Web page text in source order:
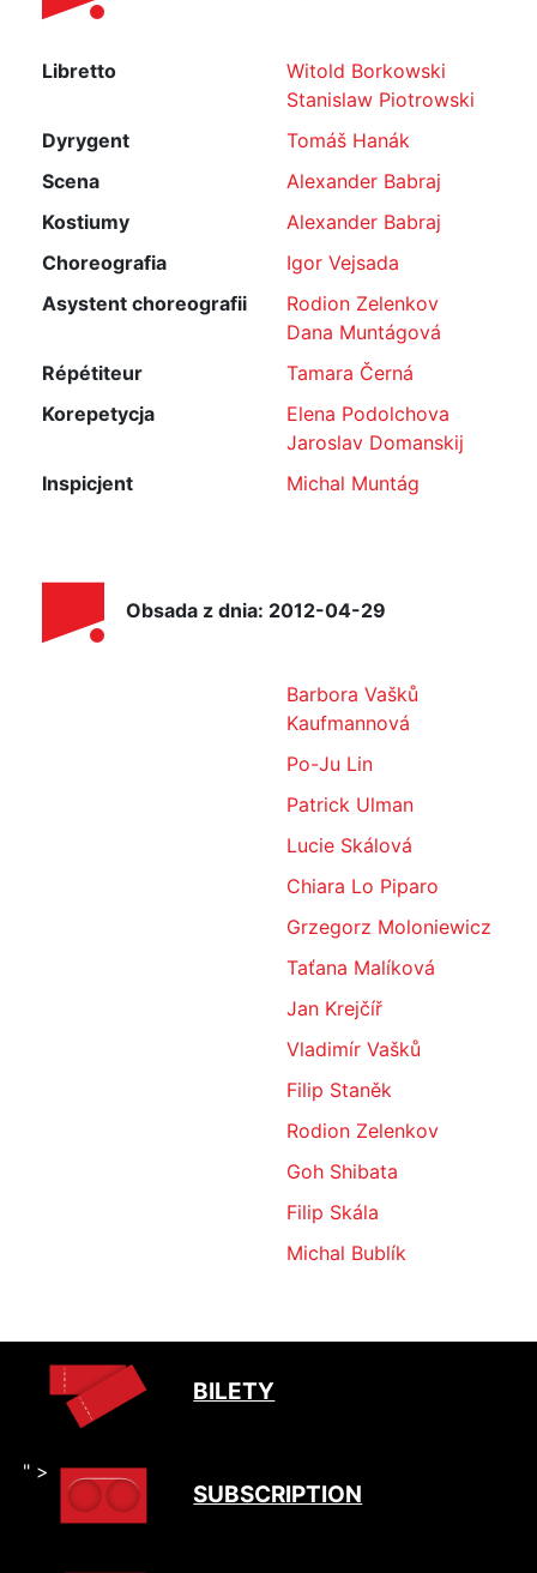
Libretto
Witold Borkowski
Stanislaw Piotrowski
Dyrygent
Tomáš Hanák
Scena
Alexander Babraj
Kostiumy
Alexander Babraj
Choreografia
Igor Vejsada
Asystent choreografii
Rodion Zelenkov
Dana Muntágová
Répétiteur
Tamara Černá
Korepetycja
Elena Podolchova
Jaroslav Domanskij
Inspicjent
Michal Muntág
Obsada z dnia: 2012-04-29
Barbora Vašků
Kaufmannová
Po-Ju Lin
Patrick Ulman
Lucie Skálová
Chiara Lo Piparo
Grzegorz Moloniewicz
Taťana Malíková
Jan Krejčíř
Vladimír Vašků
Filip Staněk
Rodion Zelenkov
Goh Shibata
Filip Skála
Michal Bublík
BILETY
" >
SUBSCRIPTION